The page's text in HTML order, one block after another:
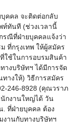
บุคคล จะติดต่อกลับ
ท์ทันที (ช่วงเวลานี้
รณีที่ฝ่ายบุคคลแจ้งว่า
ที่กรุงเทพ ให้ผู้สมัคร
ใช้ในการอบรมสินค้า
างบริษัทฯ ได้มีการจัด
ทางให้) วิธีการสมัคร
246-8928 (คุณวราภ
กงานใหญ่ได้ วัน
. ที่ฝ่ายบุคคล ต้อง
งานกับทางบริษัทฯ